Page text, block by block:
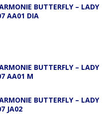
BUTTERFLY – LADY
AA01 DIA
BUTTERFLY – LADY
AA01 M
BUTTERFLY – LADY
JA02